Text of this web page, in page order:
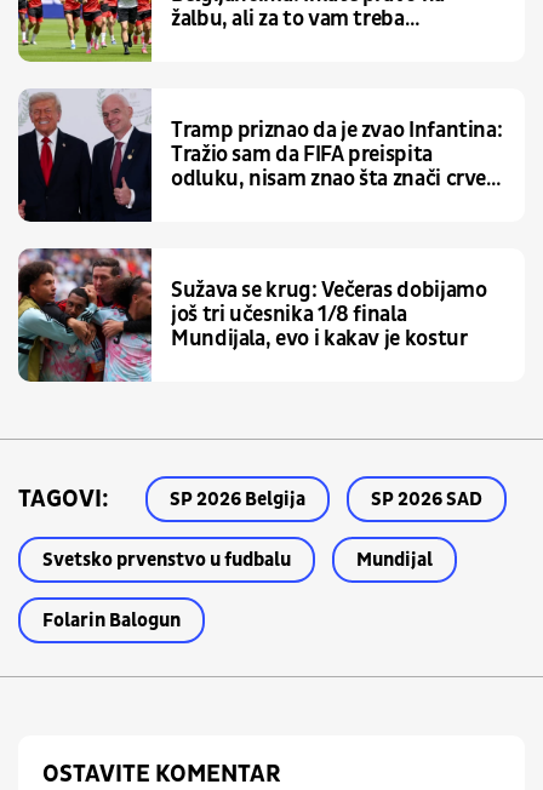
žalbu, ali za to vam treba
Tramp priznao da je zvao Infantina:
Tražio sam da FIFA preispita
odluku, nisam znao šta znači crveni
Sužava se krug: Večeras dobijamo
još tri učesnika 1/8 finala
Mundijala, evo i kakav je kostur
TAGOVI: SP 2026 Belgija SP 2026 SAD
Svetsko prvenstvo u fudbalu Mundijal
Folarin Balogun
OSTAVITE KOMENTAR